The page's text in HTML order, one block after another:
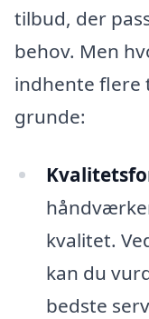
tilbud, der
behov. Men
indhente flere
grunde:
kvalitet.
kan du
bedste